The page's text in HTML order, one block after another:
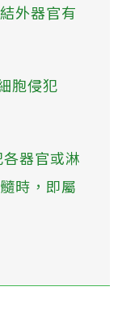
外器官有
胞侵犯
器官或淋
時，即屬